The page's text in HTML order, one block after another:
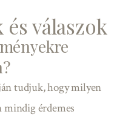
válaszok
tudjuk, hogy milyen
mindig érdemes